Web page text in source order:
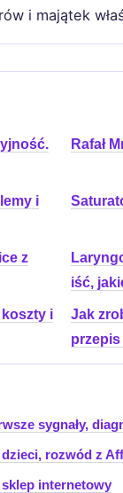
i majątek
Rafał
i
z
iść,
koszty i
Jak
sygnały,
rozwód z
internetowy